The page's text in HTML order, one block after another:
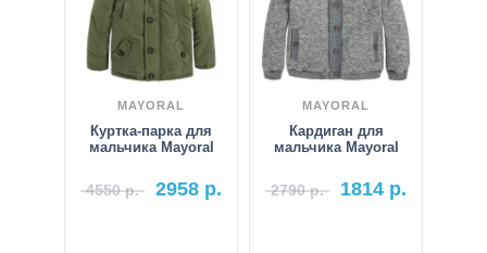
MAYORAL
Куртка-парка для
мальчика Mayoral
4550р. 2958 р.
MAYORAL
Кардиган для
мальчика Mayoral
2790р. 1814 р.